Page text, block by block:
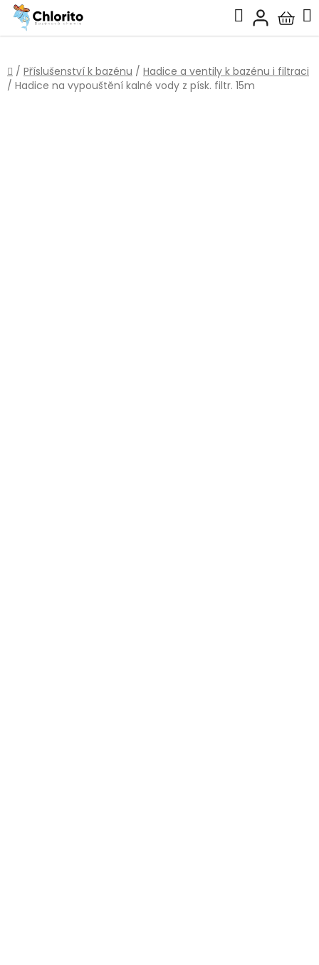
Přejít
obsah
Hledat
košík
Domů
/ Příslušenství k bazénu / Hadice a ventily k bazénu i filtraci
/ Hadice na vypouštění kalné vody z písk. filtr. 15m